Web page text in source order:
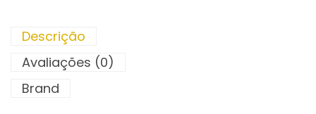
Descrição
Avaliações (0)
Brand